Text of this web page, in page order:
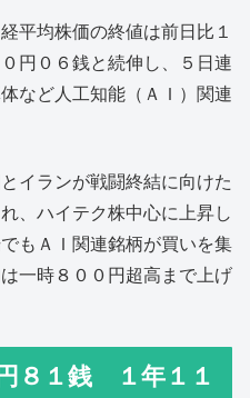
平均株価の終値は前日比１
円０６銭と続伸し、５日連
など人工知能（ＡＩ）関連
イランが戦闘終結に向けた
、ハイテク株中心に上昇し
もＡＩ関連銘柄が買いを集
一時８００円超高まで上げ
８１銭 １年１１